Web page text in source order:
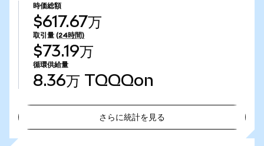
時価総額
$617.67万
取引量 (24時間)
$73.19万
循環供給量
8.36万 TQQQon
さらに統計を見る